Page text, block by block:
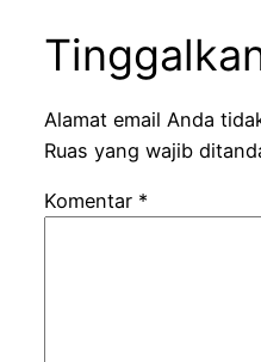
Alamat email Anda
Ruas yang wajib
Komentar *